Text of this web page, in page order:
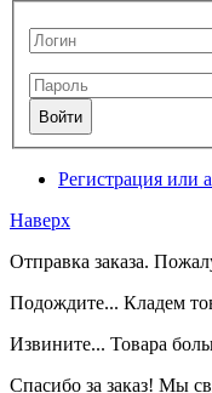
Регистрация или
Наверх
Отправка заказа.
Подождите... Кладем
Извините... Товара
Спасибо за заказ! Мы